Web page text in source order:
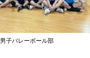
男子バレーボール部